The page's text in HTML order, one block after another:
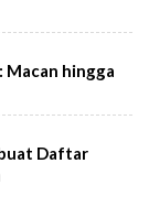
Macan hingga
Daftar